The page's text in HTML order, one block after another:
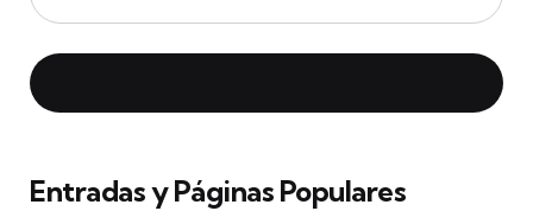
Entradas y Páginas Populares